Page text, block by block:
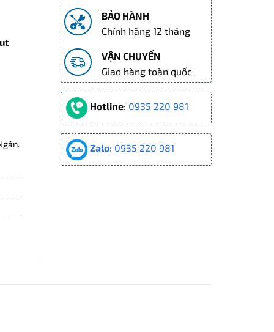
BẢO HÀNH
Chính hãng 12 tháng
VẬN CHUYỂN
Giao hàng toàn quốc
Hotline: 0935 220 981
Zalo: 0935 220 981